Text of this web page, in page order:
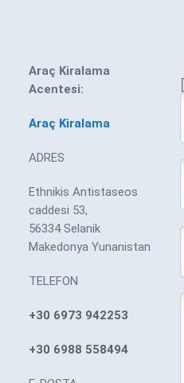
Araç Kiralama
Acentesi:
Araç Kiralama
ADRES
Ethnikis Antistaseos
caddesi 53,
56334 Selanik
Makedonya Yunanistan
TELEFON
+30 6973 942253
+30 6988 558494